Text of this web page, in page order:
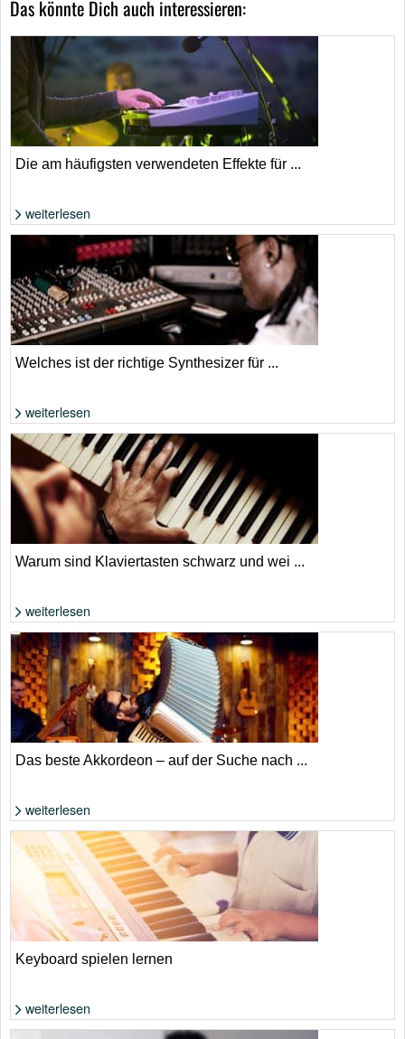
Das könnte Dich auch interessieren:
Effekte beim Synthesizer richtig einsetzen | Foto: Shutterstock von
LaineN
Die am häufigsten verwendeten Effekte für ...
weiterlesen
Foto: Shutterstock von Yulai Studio
Welches ist der richtige Synthesizer für ...
weiterlesen
Foto: Shutterstock von iTref
Warum sind Klaviertasten schwarz und wei ...
weiterlesen
Foto: Shutterstock von Nomad_Soul
Das beste Akkordeon – auf der Suche nach ...
weiterlesen
Keyboard spielen lernen
weiterlesen